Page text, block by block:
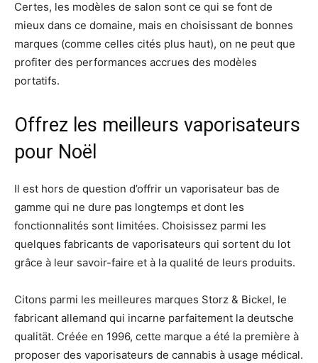
Certes, les modèles de salon sont ce qui se font de
mieux dans ce domaine, mais en choisissant de bonnes
marques (comme celles cités plus haut), on ne peut que
profiter des performances accrues des modèles
portatifs.
Offrez les meilleurs vaporisateurs
pour Noël
Il est hors de question d’offrir un vaporisateur bas de
gamme qui ne dure pas longtemps et dont les
fonctionnalités sont limitées. Choisissez parmi les
quelques fabricants de vaporisateurs qui sortent du lot
grâce à leur savoir-faire et à la qualité de leurs produits.
Citons parmi les meilleures marques Storz & Bickel, le
fabricant allemand qui incarne parfaitement la deutsche
qualität. Créée en 1996, cette marque a été la première à
proposer des vaporisateurs de cannabis à usage médical.